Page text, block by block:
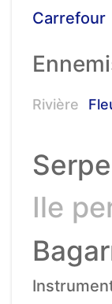
Carrefour
Rivière
Ile